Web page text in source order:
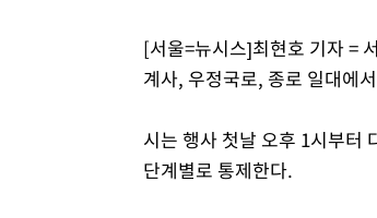
[서울=뉴시스]최현호 기자 =
계사, 우정국로, 종로 일대에
시는 행사 첫날 오후 1시부터
단계별로 통제한다.